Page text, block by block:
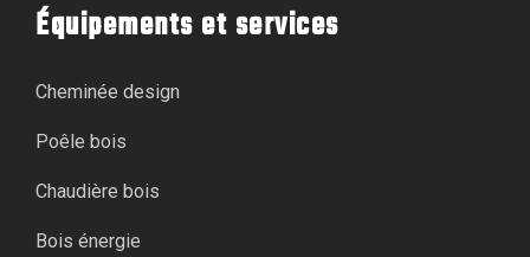
Équipements et services
Cheminée design
Poêle bois
Chaudière bois
Bois énergie